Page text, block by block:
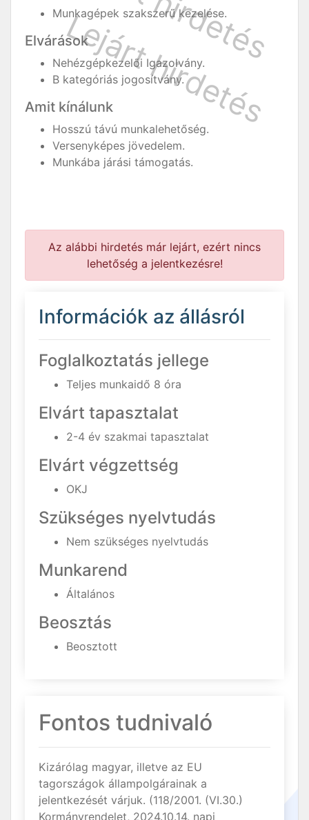
Munkagépek szakszerű kezelése.
Elvárások
Nehézgépkezelői Igazolvány.
B kategóriás jogosítvány.
Amit kínálunk
Hosszú távú munkalehetőség.
Versenyképes jövedelem.
Munkába járási támogatás.
Az alábbi hirdetés már lejárt, ezért nincs
lehetőség a jelentkezésre!
Információk az állásról
Foglalkoztatás jellege
Teljes munkaidő 8 óra
Elvárt tapasztalat
2-4 év szakmai tapasztalat
Elvárt végzettség
OKJ
Szükséges nyelvtudás
Nem szükséges nyelvtudás
Munkarend
Általános
Beosztás
Beosztott
Fontos tudnivaló
Kizárólag magyar, illetve az EU
tagországok állampolgárainak a
jelentkezését várjuk. (118/2001. (VI.30.)
Kormányrendelet, 2024.10.14. napi